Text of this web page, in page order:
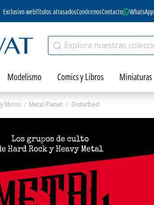
Exclusivo webTítulos atrasadosConócenosContacto WhatsApp
Modelismo Comics y Libros Miniaturas
libros Metal Planet Disturbed